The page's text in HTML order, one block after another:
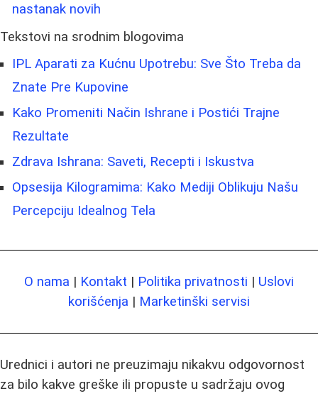
nastanak novih
Tekstovi na srodnim blogovima
IPL Aparati za Kućnu Upotrebu: Sve Što Treba da
Znate Pre Kupovine
Kako Promeniti Način Ishrane i Postići Trajne
Rezultate
Zdrava Ishrana: Saveti, Recepti i Iskustva
Opsesija Kilogramima: Kako Mediji Oblikuju Našu
Percepciju Idealnog Tela
O nama | Kontakt | Politika privatnosti | Uslovi
korišćenja | Marketinški servisi
Urednici i autori ne preuzimaju nikakvu odgovornost
za bilo kakve greške ili propuste u sadržaju ovog